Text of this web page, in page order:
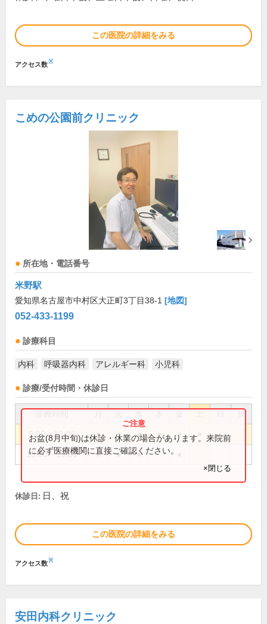
この医院の詳細をみる
アクセス数※
こめの公園前クリニック
所在地・電話番号
米野駅
愛知県名古屋市中村区大正町3丁目38-1 [地図]
052-433-1199
診療科目
内科 呼吸器内科 アレルギー科 小児科
診療/受付時間・休診日
祝
9:00～12:00 ● ● ● ● ●
16:00～19:00 ● ● ●
お盆(8月中旬)は休診・休業の場合があります。来院前
に必ず医療機関に直接ご確認ください。
×閉じる
休診日: 日、祝
この医院の詳細をみる
アクセス数※
安田内科クリニック